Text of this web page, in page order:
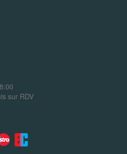
sur RDV